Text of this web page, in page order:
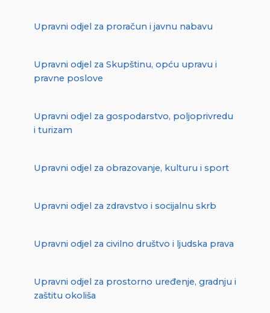
Upravni odjel za proračun i javnu nabavu
Upravni odjel za Skupštinu, opću upravu i
pravne poslove
Upravni odjel za gospodarstvo, poljoprivredu
i turizam
Upravni odjel za obrazovanje, kulturu i sport
Upravni odjel za zdravstvo i socijalnu skrb
Upravni odjel za civilno društvo i ljudska prava
Upravni odjel za prostorno uređenje, gradnju i
zaštitu okoliša